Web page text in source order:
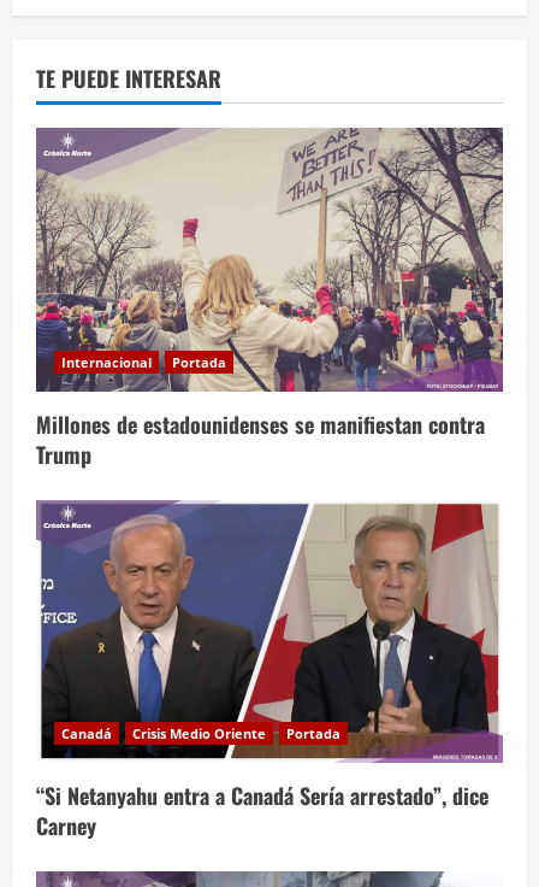
TE PUEDE INTERESAR
Internacional Portada
Millones de estadounidenses se manifiestan contra
Trump
Canadá Crisis Medio Oriente Portada
“Si Netanyahu entra a Canadá Sería arrestado”, dice
Carney